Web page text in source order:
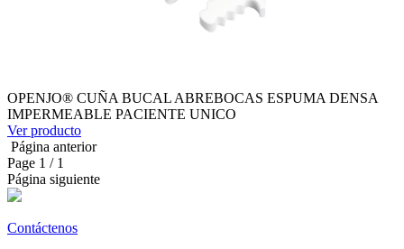
OPENJO® CUÑA BUCAL ABREBOCAS ESPUMA DENSA
IMPERMEABLE PACIENTE UNICO
Ver producto
Página anterior
Page 1 / 1
Página siguiente
Contáctenos